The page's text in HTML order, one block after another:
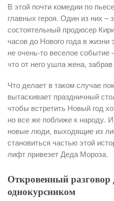
В этой почти комедии по
главных героя. Один из них
состоятельный продюсер
часов до Нового года в жизни
не очень-то веселое событие
что от него ушла жена,
Что делает в таком случае
вытаскивает праздничный
чтобы встретить Новый год
но все же поближе к народу.
новые люди, выходящие из
становиться частью этой
лифт привезет Деда Мороза.
Откровенный разговор
однокурсником